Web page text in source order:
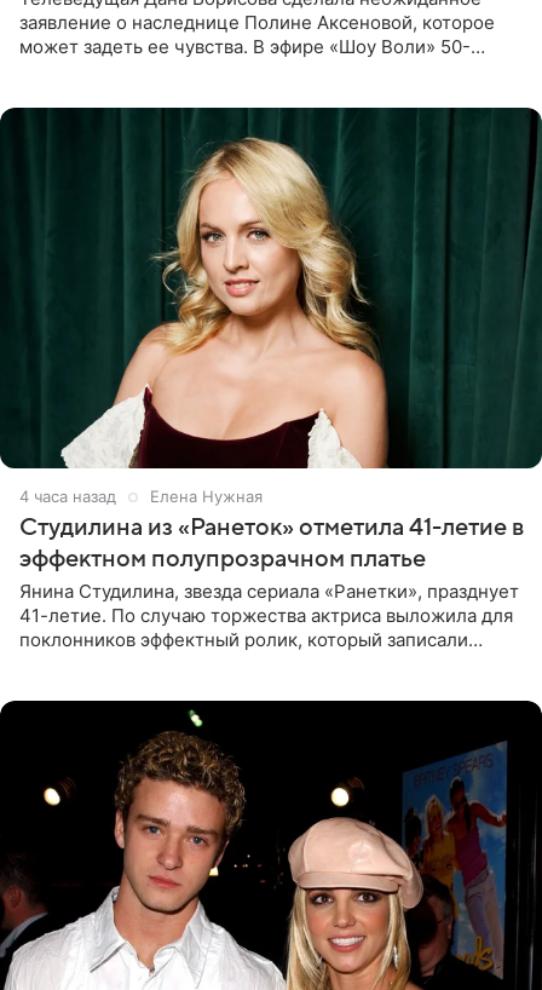
заявление о наследнице Полине Аксеновой, которое
может задеть ее чувства. В эфире «Шоу Воли» 50-
4 часа назад Елена Нужная
Студилина из «Ранеток» отметила 41-летие в
эффектном полупрозрачном платье
Янина Студилина, звезда сериала «Ранетки», празднует
41-летие. По случаю торжества актриса выложила для
поклонников эффектный ролик, который записали